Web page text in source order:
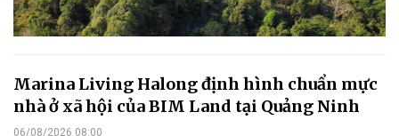
Marina Living Halong định hình chuẩn mực
nhà ở xã hội của BIM Land tại Quảng Ninh
06/08/2026 08:00